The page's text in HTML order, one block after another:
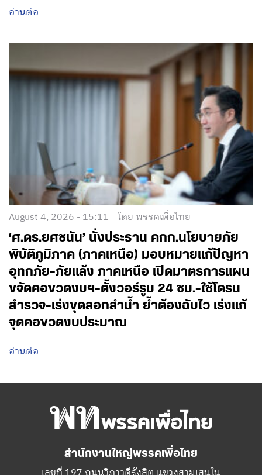
อ่านต่อ
August 4, 2026 - 15:11 โดย พรรคเพื่อไทย
‘ศ.ดร.ยศชนัน’ นั่งประธาน คกก.นโยบายภัย
พิบัติภูมิภาค (ภาคเหนือ) มอบหมายแก้ปัญหา
อุทกภัย-ภัยแล้ง ภาคเหนือ เปิดมาตรการแผน
ขจัดคอขวดงบฯ-ตั้งวอร์รูม 24 ชม.-ใช้โดรน
สำรวจ-เร่งขุดลอกลำน้ำ ย้ำต้องฉับไว เร่งแก้
จุดคอขวดงบประมาณ
อ่านต่อ
สำนักงานใหญ่พรรคเพื่อไทย